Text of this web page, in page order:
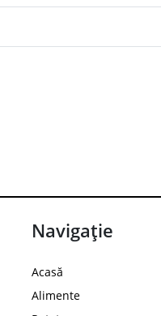
Navigație
Acasă
Alimente